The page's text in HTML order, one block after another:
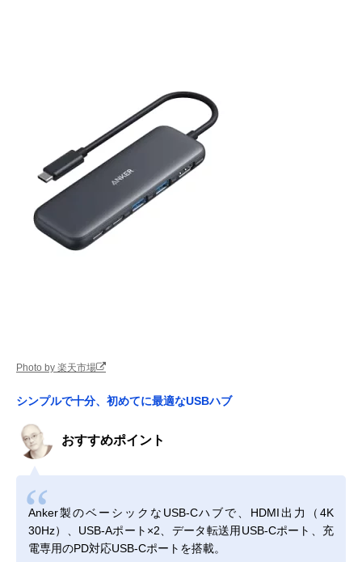
Photo by 楽天市場
シンプルで十分、初めてに最適なUSBハブ
おすすめポイント
Anker製のベーシックなUSB-Cハブで、HDMI出力（4K
30Hz）、USB-Aポート×2、データ転送用USB-Cポート、充
電専用のPD対応USB-Cポートを搭載。